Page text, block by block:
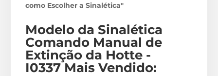
como Escolher a Sinalética"
Modelo da Sinalética
Comando Manual de
Extinção da Hotte -
I0337Mais Vendido: